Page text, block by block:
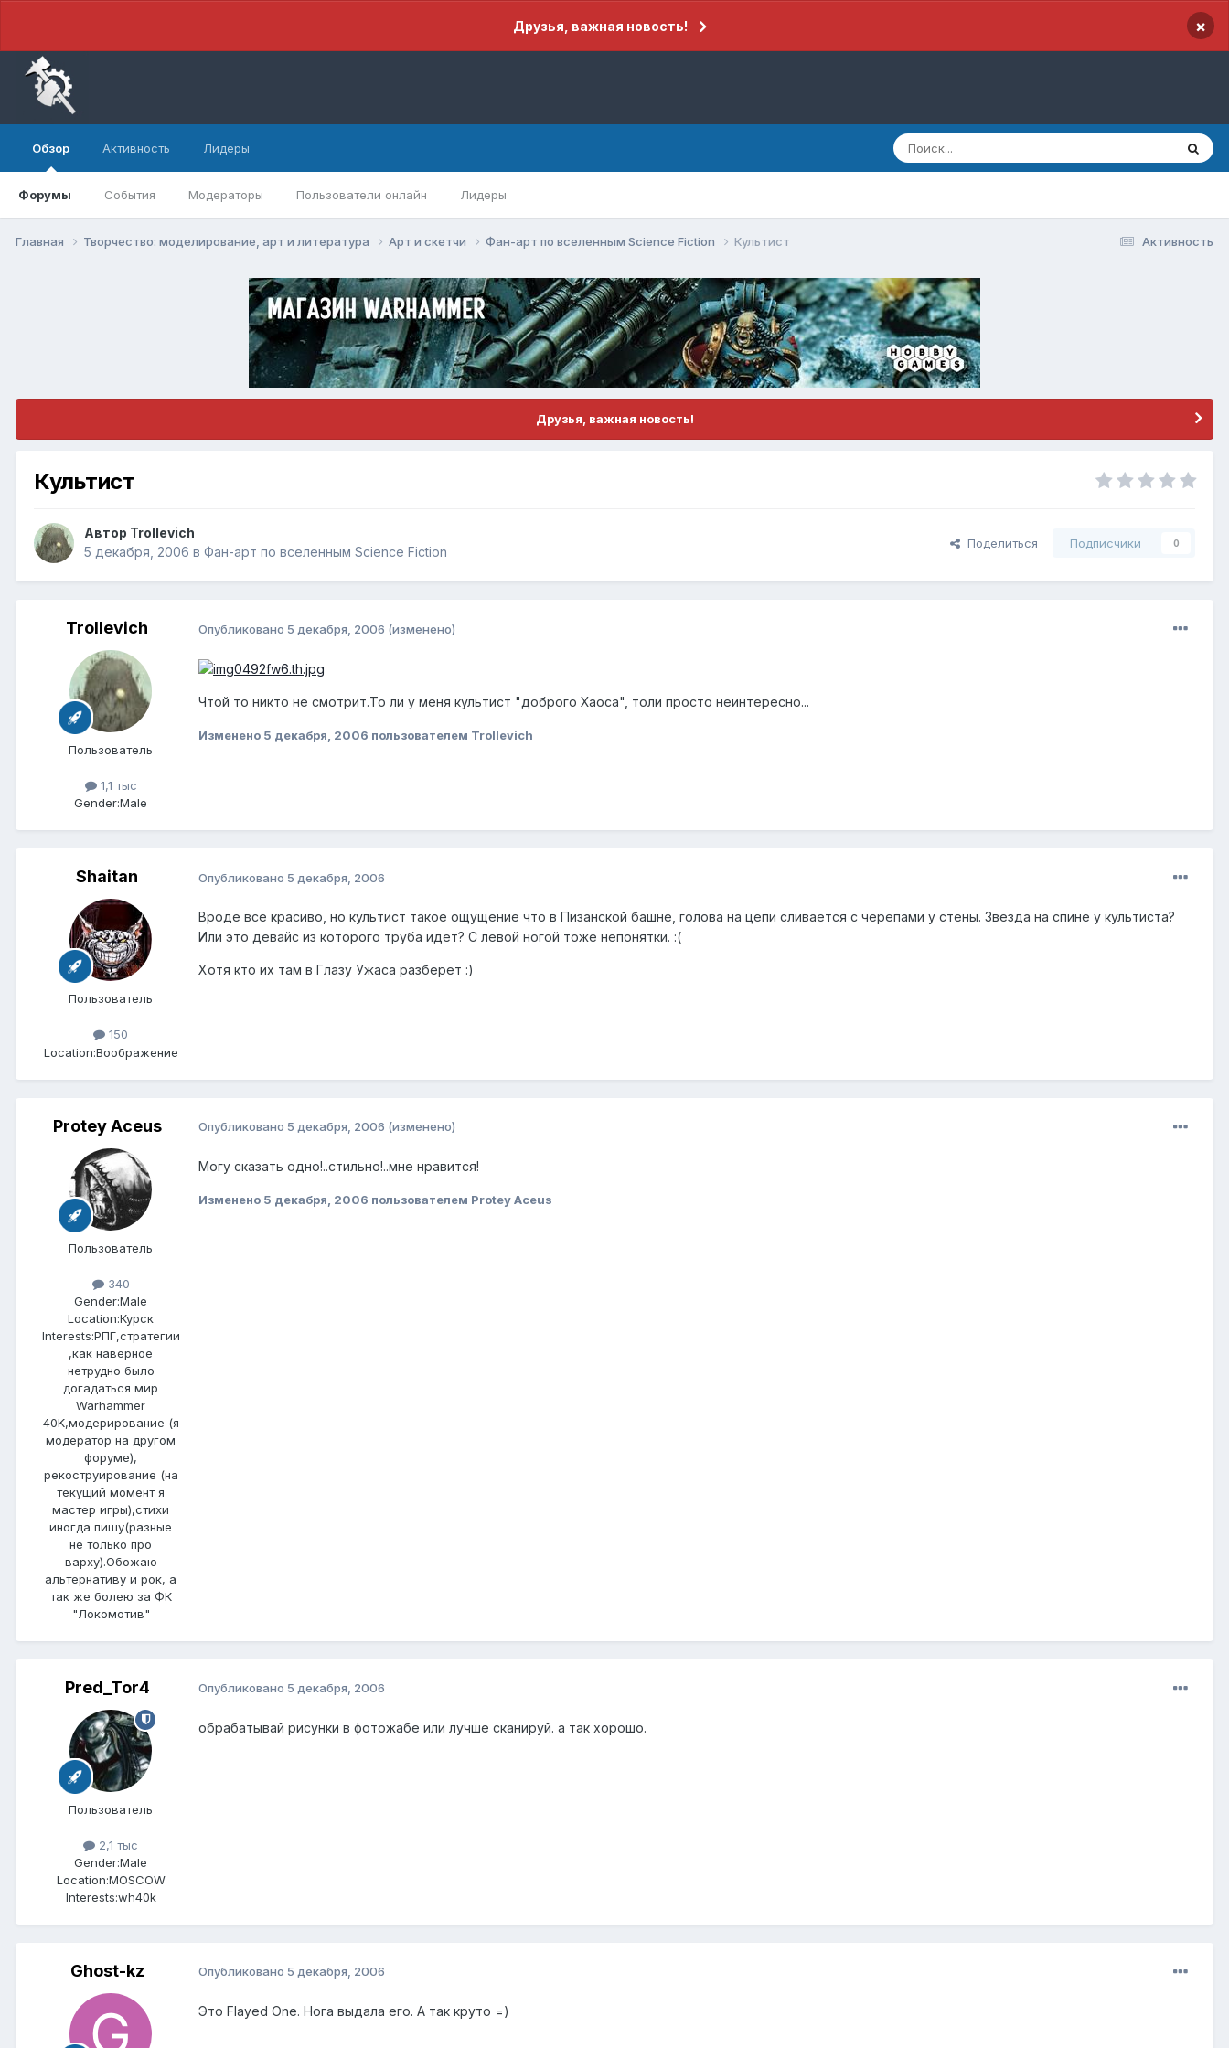
Друзья, важная новость! ×
Обзор
Форумы События Модераторы Пользователи онлайн Лидеры
Активность Лидеры
Активность
Главная Творчество: моделирование, арт и литература Арт и скетчи Фан-арт по вселенным Science Fiction Культист
Друзья, важная новость!
Культист
Автор Trollevich
5 декабря, 2006 в Фан-арт по вселенным Science Fiction
Поделиться Подписчики 0
Trollevich
Пользователь
1,1 тыс
Gender:Male
Опубликовано 5 декабря, 2006 (изменено)
Чтой то никто не смотрит.То ли у меня культист "доброго Хаоса", толи просто неинтересно...
Изменено 5 декабря, 2006 пользователем Trollevich
Shaitan
Пользователь
150
Location:Воображение
Опубликовано 5 декабря, 2006
Вроде все красиво, но культист такое ощущение что в Пизанской башне, голова на цепи сливается с черепами у стены. Звезда на спине у культиста?
Или это девайс из которого труба идет? С левой ногой тоже непонятки. :(
Хотя кто их там в Глазу Ужаса разберет :)
Protey Aceus
Пользователь
340
Gender:Male
Location:Курск
Interests:РПГ,стратегии
,как наверное
нетрудно было
догадаться мир
Warhammer
40K,модерирование (я
модератор на другом
форуме),
рекоструирование (на
текущий момент я
мастер игры),стихи
иногда пишу(разные
не только про
варху).Обожаю
альтернативу и рок, а
так же болею за ФК
"Локомотив"
Опубликовано 5 декабря, 2006 (изменено)
Могу сказать одно!..стильно!..мне нравится!
Изменено 5 декабря, 2006 пользователем Protey Aceus
Pred_Tor4
Пользователь
2,1 тыс
Gender:Male
Location:MOSCOW
Interests:wh40k
Опубликовано 5 декабря, 2006
обрабатывай рисунки в фотожабе или лучше сканируй. а так хорошо.
Ghost-kz Опубликовано 5 декабря, 2006
Это Flayed One. Нога выдала его. А так круто =)